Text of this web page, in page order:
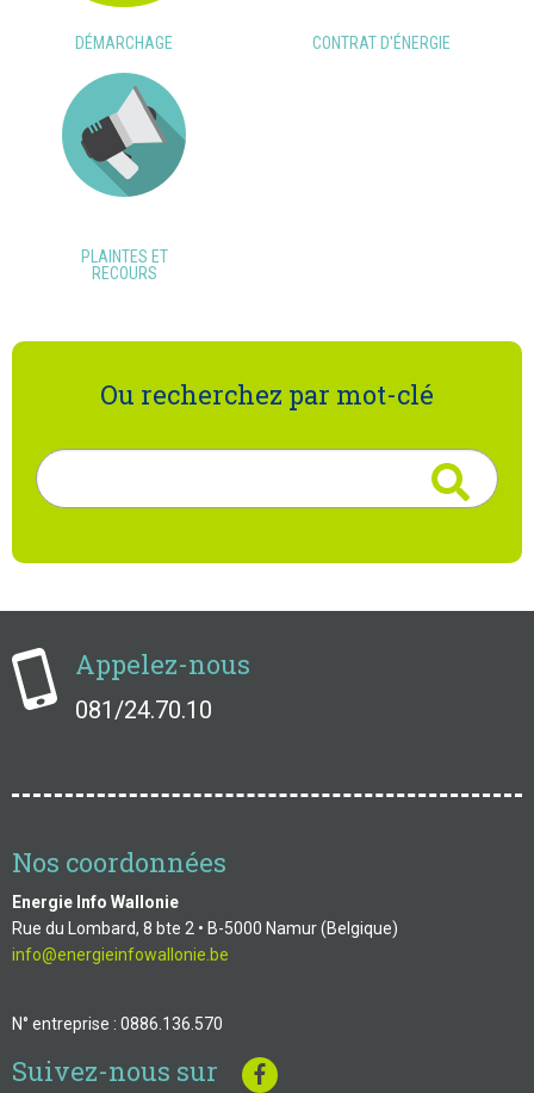
DÉMARCHAGE CONTRAT D'ÉNERGIE
PLAINTES ET
RECOURS
Ou recherchez par mot-clé
Rechercher
Appelez-nous
081/24.70.10
Nos coordonnées
Energie Info Wallonie
Rue du Lombard, 8 bte 2 • B-5000 Namur (Belgique)
info@energieinfowallonie.be
N° entreprise : 0886.136.570
Suivez-nous sur